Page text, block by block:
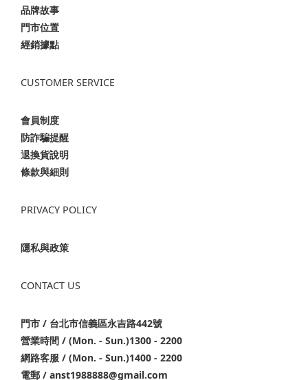
品牌故事
門市位置
經銷據點
CUSTOMER SERVICE
會員制度
防詐騙提醒
退換貨說明
條款與細則
PRIVACY POLICY
隱私與政策
CONTACT US
門市 / 台北市信義區永吉路442號
營業時間 / (Mon. - Sun.)1300 - 2200
網路客服 / (Mon. - Sun.)1400 - 2200
電郵 / anst1988888@gmail.com